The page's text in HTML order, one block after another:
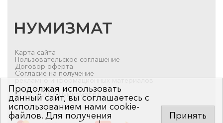
Карта сайта
Пользовательское соглашение
Договор-оферта
Согласие на получение
рекламно-информационных материалов
© 2019-2026 Нумизмат.ru
Продолжая использовать
данный сайт, вы соглашаетесь с
использованием нами cookie-
файлов. Для получения
Принять